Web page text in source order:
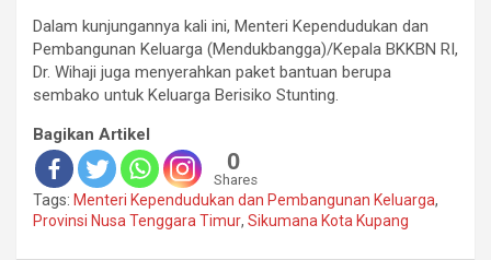
Dalam kunjungannya kali ini, Menteri Kependudukan dan
Pembangunan Keluarga (Mendukbangga)/Kepala BKKBN RI,
Dr. Wihaji juga menyerahkan paket bantuan berupa
sembako untuk Keluarga Berisiko Stunting.
Bagikan Artikel
0
Shares
Tags: Menteri Kependudukan dan Pembangunan Keluarga,
Provinsi Nusa Tenggara Timur, Sikumana Kota Kupang